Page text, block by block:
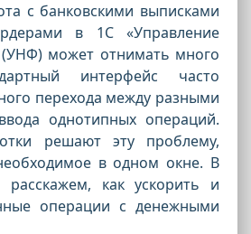
с банковскими выписками
в 1С «Управление
может отнимать много
интерфейс часто
перехода между разными
однотипных операций.
решают эту проблему,
в одном окне. В
как ускорить и
операции с денежными